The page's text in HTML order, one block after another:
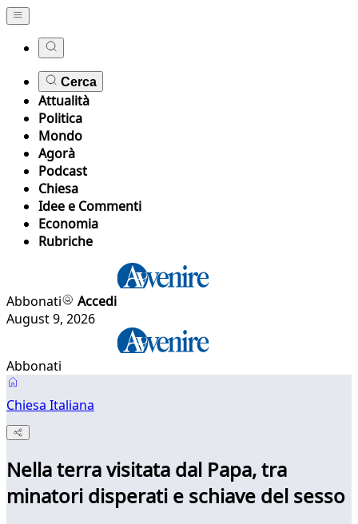
Cerca
Attualità
Politica
Mondo
Agorà
Podcast
Chiesa
Idee e Commenti
Economia
Rubriche
Abbonati
Accedi
August 9, 2026
Abbonati
Chiesa Italiana
Nella terra visitata dal Papa, tra
minatori disperati e schiave del sesso